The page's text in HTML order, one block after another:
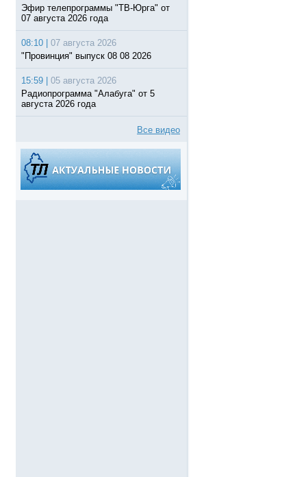
Эфир телепрограммы "ТВ-Юрга" от
07 августа 2026 года
08:10 |
07 августа 2026
"Провинция" выпуск 08 08 2026
15:59 |
05 августа 2026
Радиопрограмма "Алабуга" от 5
августа 2026 года
Все видео